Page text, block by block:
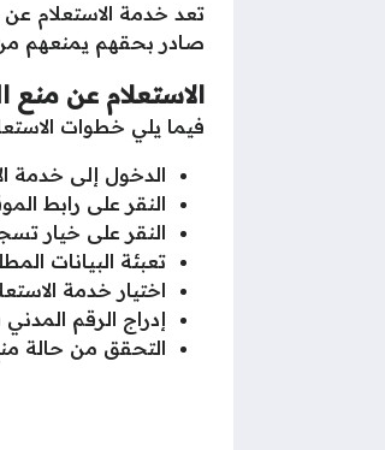
تعد خدمة الاستعلام عن
صادر بحقهم يمنعهم
الاستعلام عن منع
فيما يلي خطوات
الدخول إلى خدمة
النقر على رابط
النقر على خيار
تعبئة البيانات
اختيار خدمة
إدراج الرقم
التحقق من حالة